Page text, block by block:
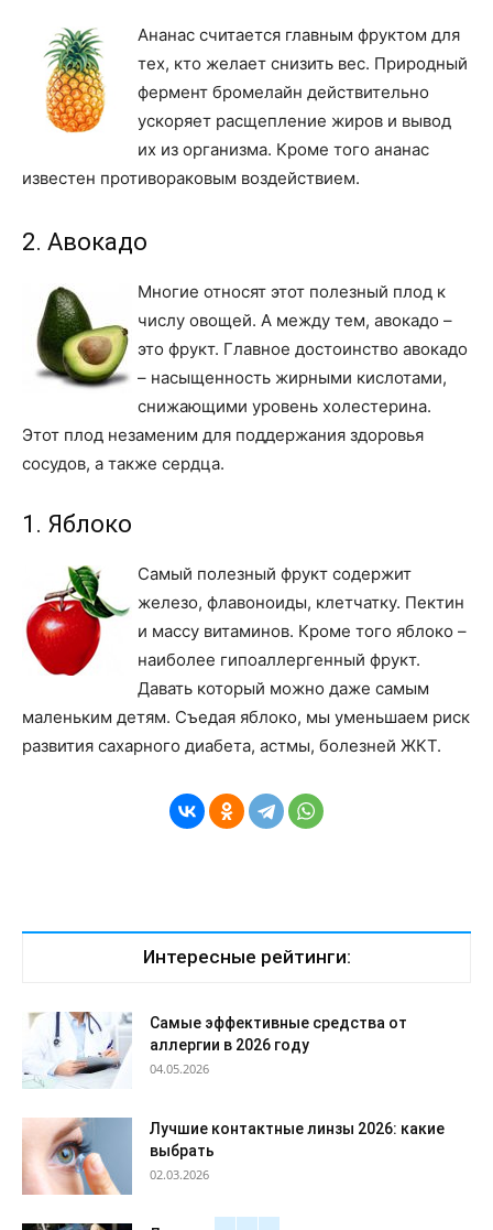
Ананас считается главным фруктом для
тех, кто желает снизить вес. Природный
фермент бромелайн действительно
ускоряет расщепление жиров и вывод
их из организма. Кроме того ананас
известен противораковым воздействием.
2. Авокадо
Многие относят этот полезный плод к
числу овощей. А между тем, авокадо –
это фрукт. Главное достоинство авокадо
– насыщенность жирными кислотами,
снижающими уровень холестерина.
Этот плод незаменим для поддержания здоровья
сосудов, а также сердца.
1. Яблоко
Самый полезный фрукт содержит
железо, флавоноиды, клетчатку. Пектин
и массу витаминов. Кроме того яблоко –
наиболее гипоаллергенный фрукт.
Давать который можно даже самым
маленьким детям. Съедая яблоко, мы уменьшаем риск
развития сахарного диабета, астмы, болезней ЖКТ.
Интересные рейтинги:
Самые эффективные средства от
аллергии в 2026 году
04.05.2026
Лучшие контактные линзы 2026: какие
выбрать
02.03.2026